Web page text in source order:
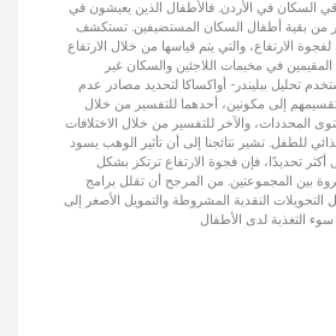
السكان في الأردن. فالأطفال الذين يعيشون في
من بقية أطفال السكان المستضيفين. تستكشف
الارتفاع، والتي يتم قياسها من خلال الارتفاع
المقيمين في مخيمات اللاجئين والسكان غير
تحليل ببليندر- أواكساكا لتحديد مصادر عدم
إلى مكونين، أحدهما للتفسير من خلال
المحددات، والآخر للتفسير من خلال الاختلافات
للطفل. تشير نتائجنا إلى أن تأثير الوهب يسود
تحديدًا، فإن فجوة الارتفاع ترتكز بشكل
بين المجموعتين. من المرجح أن تقلل برامج
التحويلات النقدية المشروطة والتمويل الأصغر إلى
التغذية لدى الأطفال